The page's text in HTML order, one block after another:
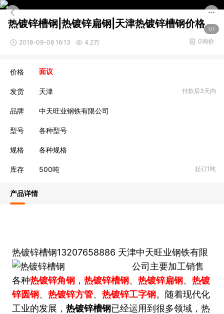
1/1
热镀锌槽钢|热镀锌扁钢|天津热镀锌槽钢价格
2018-09-08 16:13 4.2万 0询价
价格 面议
发货 天津 付款后3天内
品牌 中天旺业钢铁有限公司
型号 各种型号
规格 各种规格
库存 500吨 起订1吨
产品详情
热镀锌槽钢13207658886 天津中天旺业钢铁有限
公司 主要加工销售
各种热镀锌角钢 ， 热镀锌槽钢、 热镀锌扁钢、 热镀
锌圆钢、 热镀锌方管、 热镀锌工字钢。
随着现代化
工业的发展， 热镀锌槽钢已经运用到很多领域，热